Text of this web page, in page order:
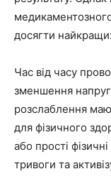
досягти
Час від часу
зменшення
розслаблення
для фізичного
або прості
тривоги та